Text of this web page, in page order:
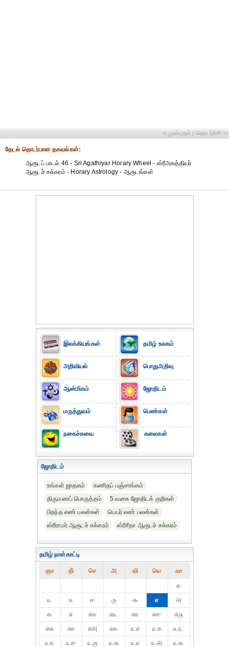
‹‹ முன்புறம் | தொடர்ச்சி ››
தேட‌ல் தொட‌ர்பான தகவ‌ல்க‌ள்:
ஆரூடப் பாடல் 46 - Sri Agathiyar Horary Wheel - ஸ்ரீஅகத்தியர்
ஆரூடச் சக்கரம் - Horary Astrology - ஆரூடங்கள்
இலக்கியங்கள்
அறிவியல்
ஆன்மிகம்
மருத்துவம்
நகைச்சுவை
தமிழ் உலகம்
பொதுஅறிவு
ஜோதிடம்
பெண்கள்
கலைகள்
ஜோதிடம்
உங்கள் ஜாதகம்
கணிதப் பஞ்சாங்கம்
திருமணப் பொருத்தம்
5 வகை ஜோதிடக் குறிகள்
பிறந்த எண் பலன்கள்
பெயர் எண் பலன்கள்
ஸ்ரீராமர் ஆரூடச் சக்கரம்
ஸ்ரீசீதா ஆரூடச் சக்கரம்
தமிழ் நாள்காட்டி
ஞா தி் செ அ வி வெ கா
௧
௨
௩ ௪ ௫ ௬ ௭
௮
௯
௰ ௰௧ ௰௨ ௰௩ ௰௪
௰௫
௰௬
௰௭ ௰௮ ௰௯ ௨௰ ௨௧
௨௨
௨௩
௨௪ ௨௫ ௨௬ ௨௭ ௨௮
௨௯